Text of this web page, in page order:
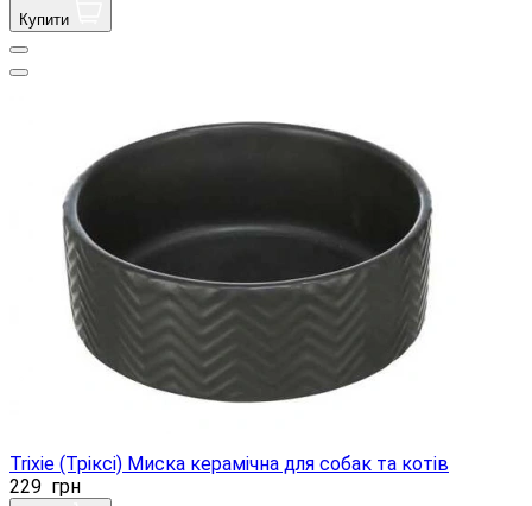
Купити
Trixie (Тріксі) Миска керамічна для собак та котів
229 грн